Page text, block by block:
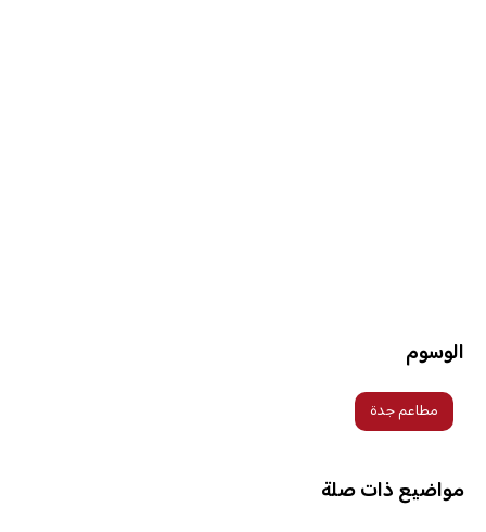
الوسوم
مطاعم جدة
مواضيع ذات صلة